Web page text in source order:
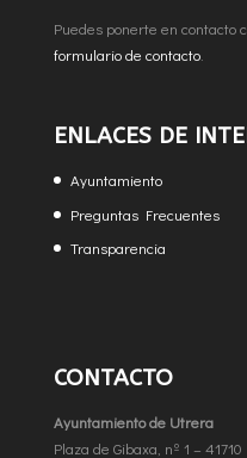
Puedes ponerte en contacto
formulario de contacto.
ENLACES DE
Ayuntamiento
Preguntas Frecuentes
Transparencia
CONTACTO
Ayuntamiento de Utrera
Plaza de Gibaxa, nº 1 – 41710